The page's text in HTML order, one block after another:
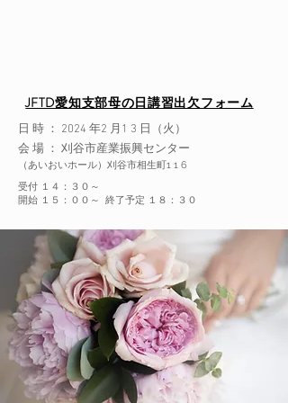
JFTD愛知支部母の日講習出欠フォーム
日 時 ： 2024 年2 月1 3 日（火）
会 場 ： 刈谷市産業振興センター
（あいおいホール）刈谷市相生町1 1 6
受付 １４：３０～
開始 １５：００～ 終了予定 １８：３０